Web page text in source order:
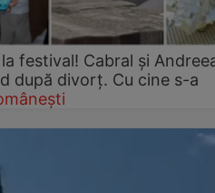
festival! Cabral și
după divorț. Cu cine s-a